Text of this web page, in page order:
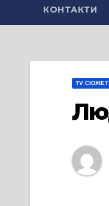
КОНТАКТИ
TV СЮЖЕТ